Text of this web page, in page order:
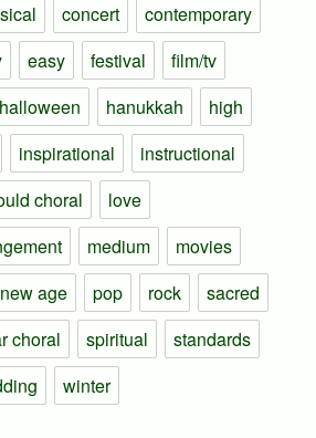
concert
contemporary
easy festival
film/tv
halloween hanukkah
high
inspirational
instructional
choral
love
medium
movies
new age pop rock
sacred
choral spiritual
standards
winter